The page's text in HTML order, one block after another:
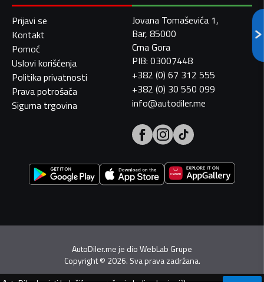
Prijavi se
Kontakt
Pomoć
Uslovi korišćenja
Politika privatnosti
Prava potrošača
Sigurna trgovina
Jovana Tomaševića 1,
Bar, 85000
Crna Gora
PIB: 03007448
+382 (0) 67 312 555
+382 (0) 30 550 099
info@autodiler.me
AutoDiler.me je dioWebLab Grupe
Copyright© 2026. Sva prava zadržana.